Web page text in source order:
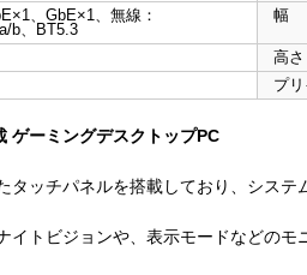
、GbE×1、無線：
b、BT5.3
幅
高さ
プ
ゲーミングデスクトップPC
ッチパネルを搭載しており、シス
トビジョンや、表示モードなどのモ